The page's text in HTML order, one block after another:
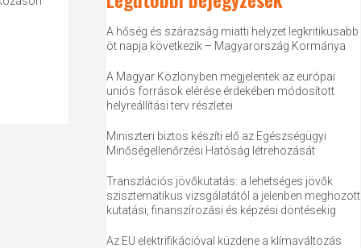
A hőség és szárazság miatti helyzet legkritikusabb
öt napja következik – Magyarország Kormánya
A Magyar Közlönyben megjelentek az európai
uniós források elérése érdekében módosított
helyreállítási terv részletei
Miniszteri biztos készíti elő az Egészségügyi
Minőségellenőrzési Hatóság létrehozását
Transzlációs jövőkutatás: a lehetséges jövők
szisztematikus vizsgálatától a jelenben meghozott
kutatási, finanszírozási és képzési döntésekig
Az EU elektrifikációval küzdene a klímaváltozás